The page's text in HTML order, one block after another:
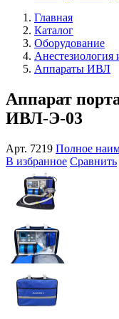
Главная
Каталог
Оборудование
Анестезиология
Аппараты ИВЛ
Аппарат
ИВЛ-Э-03
Арт. 7219 Полное
В избранное Сравнить